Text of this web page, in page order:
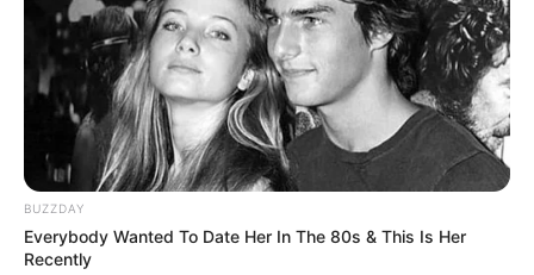
BUZZDAY
Everybody Wanted To Date Her In The 80s & This Is Her
Recently